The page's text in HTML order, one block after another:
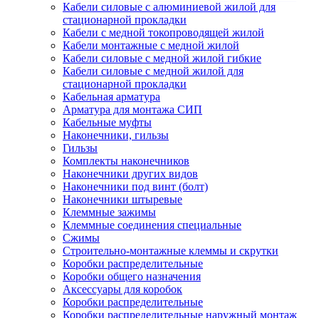
Кабели силовые с алюминиевой жилой для
стационарной прокладки
Кабели с медной токопроводящей жилой
Кабели монтажные с медной жилой
Кабели силовые с медной жилой гибкие
Кабели силовые с медной жилой для
стационарной прокладки
Кабельная арматура
Арматура для монтажа СИП
Кабельные муфты
Наконечники, гильзы
Гильзы
Комплекты наконечников
Наконечники других видов
Наконечники под винт (болт)
Наконечники штыревые
Клеммные зажимы
Клеммные соединения специальные
Сжимы
Строительно-монтажные клеммы и скрутки
Коробки распределительные
Коробки общего назначения
Аксессуары для коробок
Коробки распределительные
Коробки распределительные наружный монтаж